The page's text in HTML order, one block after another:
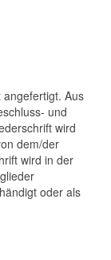
angefertigt. Aus
und
wird
dem/der
wird in der
oder als